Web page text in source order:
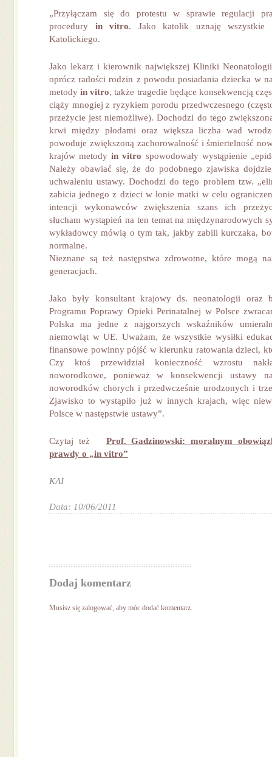
„Przyłączam się do protestu w sprawie regulacji
procedury in vitro. Jako katolik uznaję wszystkie
Katolickiego.
Jako lekarz i kierownik największej Kliniki
oprócz radości rodzin z powodu posiadania dziecka w
metodyin vitro, także tragedie będące konsekwencją
ciąży mnogiej z ryzykiem porodu przedwczesnego
przeżycie jest niemożliwe). Dochodzi do tego
krwi między płodami oraz większa liczba wad
powoduje zwiększoną zachorowalność i śmiertelność
krajów metodyin vitro spowodowały wystąpienie
Należy obawiać się, że do podobnego zjawiska
uchwaleniu ustawy. Dochodzi do tego problem tzw.
zabicia jednego z dzieci w łonie matki w celu
intencji wykonawców zwiększenia szans ich
słucham wystąpień na ten temat na międzynarodowych
wykładowcy mówią o tym tak, jakby zabili kurczaka,
normalne.
Nieznane są też następstwa zdrowotne, które mogą
generacjach.
Jako były konsultant krajowy ds. neonatologii oraz
Programu Poprawy Opieki Perinatalnej w Polsce
Polska ma jedne z najgorszych wskaźników
niemowląt w UE. Uważam, że wszystkie wysiłki
finansowe powinny pójść w kierunku ratowania dzieci,
Czy ktoś przewidział konieczność wzrostu
noworodkowe, ponieważ w konsekwencji ustawy
noworodków chorych i przedwcześnie urodzonych i
Zjawisko to wystąpiło już w innych krajach, więc
Polsce w następstwie ustawy”.
Czytaj też Prof. Gadzinowski: moralnym
prawdy o „in vitro”
KAI
Data: 10/06/2011
Dodaj komentarz
Musisz się zalogować, aby móc dodać komentarz.